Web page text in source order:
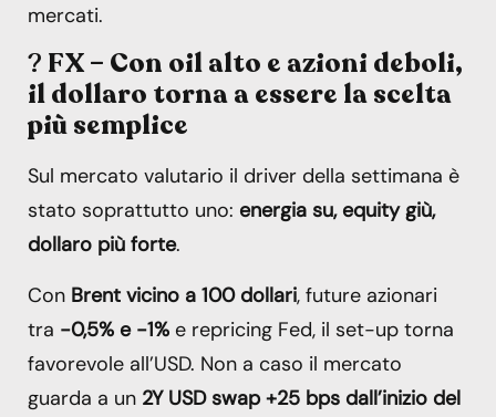
mercati.
? FX – Con oil alto e azioni deboli,
il dollaro torna a essere la scelta
più semplice
Sul mercato valutario il driver della settimana è
stato soprattutto uno: energia su, equity giù,
dollaro più forte.
Con Brent vicino a 100 dollari, future azionari
tra -0,5% e -1% e repricing Fed, il set-up torna
favorevole all’USD. Non a caso il mercato
guarda a un 2Y USD swap +25 bps dall’inizio del